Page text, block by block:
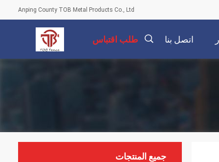
Anping County TOB Metal Products Co., Ltd
اتصل بنا طلب اقتباس
جميع المنتجات